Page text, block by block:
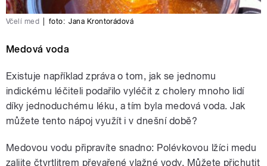
Včelí med foto: Jana Krontorádová
Medová voda
Existuje například zpráva o tom, jak se jednomu
indickému léčiteli podařilo vyléčit z cholery mnoho lidí
díky jednoduchému léku, a tím byla medová voda. Jak
můžete tento nápoj využít i v dnešní době?
Medovou vodu připravíte snadno: Polévkovou lžíci medu
zalijte čtvrtlitrem převařené vlažné vody. Můžete přichutit